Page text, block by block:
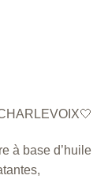
à base d’huile